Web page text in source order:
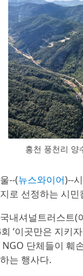
홍천 풍천리 양
--(뉴스와이어)--
로 선정하는 시
내셔널트러스트(
‘이곳만은 지키
NGO 단체들이 훼
는 행사다.